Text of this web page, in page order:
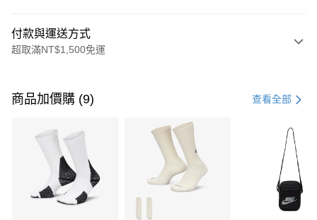
付款與運送方式
超取滿NT$1,500免運
信用卡一次付款
3 期 0 利率 每期 21家銀行
合作金庫商業銀行
第一商業銀行
華南商業銀行
彰化商業銀行
上海商業儲蓄銀行
Apple Pay
商品加價購 (9) 查看全部